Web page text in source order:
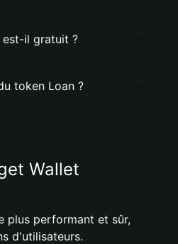
il gratuit ?
token Loan ?
Wallet
plus performant et sûr,
d'utilisateurs.